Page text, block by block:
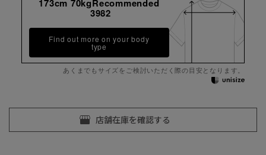
173cm 70kgRecommended
3982
Find out more on your body
type
あくまでもサイズをご検討いただく際の目安となります。